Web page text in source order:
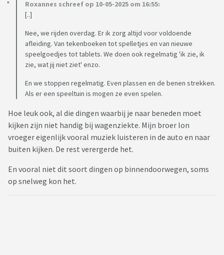
Roxannes schreef op 10-05-2025 om 16:55:
[..]
Nee, we rijden overdag. Er ik zorg altijd voor voldoende
afleiding. Van tekenboeken tot spelletjes en van nieuwe
speelgoedjes tot tablets. We doen ook regelmatig 'ik zie, ik
zie, wat jij niet ziet' enzo.
En we stoppen regelmatig. Even plassen en de benen strekken.
Als er een speeltuin is mogen ze even spelen.
Hoe leuk ook, al die dingen waarbij je naar beneden moet
kijken zijn niet handig bij wagenziekte. Mijn broer lon
vroeger eigenlijk vooral muziek luisteren in de auto en naar
buiten kijken. De rest verergerde het.
En vooral niet dit soort dingen op binnendoorwegen, soms
op snelweg kon het.